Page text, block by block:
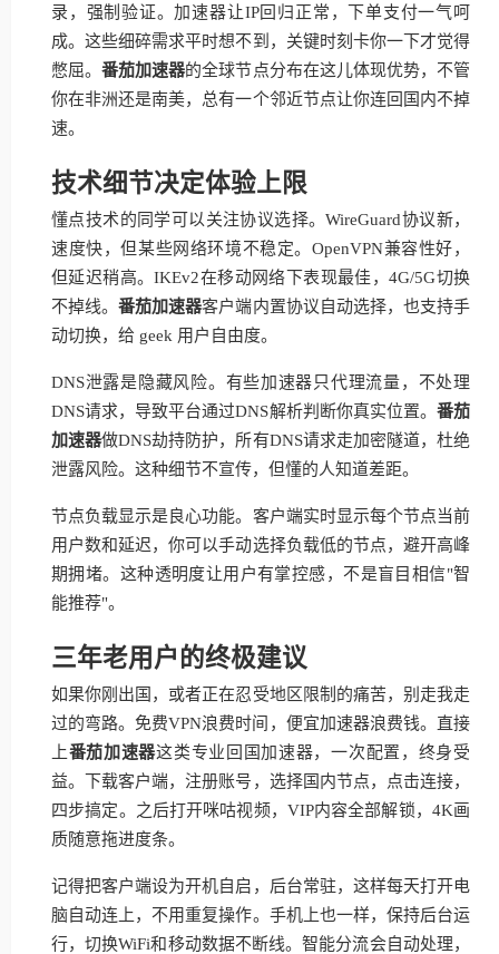
录，强制验证。加速器让IP回归正常，下单支付一气呵
成。这些细碎需求平时想不到，关键时刻卡你一下才觉得
憋屈。番茄加速器的全球节点分布在这儿体现优势，不管
你在非洲还是南美，总有一个邻近节点让你连回国内不掉
速。
技术细节决定体验上限
懂点技术的同学可以关注协议选择。WireGuard协议新，
速度快，但某些网络环境不稳定。OpenVPN兼容性好，
但延迟稍高。IKEv2在移动网络下表现最佳，4G/5G切换
不掉线。番茄加速器客户端内置协议自动选择，也支持手
动切换，给 geek 用户自由度。
DNS泄露是隐藏风险。有些加速器只代理流量，不处理
DNS请求，导致平台通过DNS解析判断你真实位置。 番茄
加速器做DNS劫持防护，所有DNS请求走加密隧道，杜绝
泄露风险。这种细节不宣传，但懂的人知道差距。
节点负载显示是良心功能。客户端实时显示每个节点当前
用户数和延迟，你可以手动选择负载低的节点，避开高峰
期拥堵。这种透明度让用户有掌控感，不是盲目相信"智
能推荐"。
三年老用户的终极建议
如果你刚出国，或者正在忍受地区限制的痛苦，别走我走
过的弯路。免费VPN浪费时间，便宜加速器浪费钱。直接
上番茄加速器这类专业回国加速器，一次配置，终身受
益。下载客户端，注册账号，选择国内节点，点击连接，
四步搞定。之后打开咪咕视频，VIP内容全部解锁，4K画
质随意拖进度条。
记得把客户端设为开机自启，后台常驻，这样每天打开电
脑自动连上，不用重复操作。手机上也一样，保持后台运
行，切换WiFi和移动数据不断线。智能分流会自动处理，